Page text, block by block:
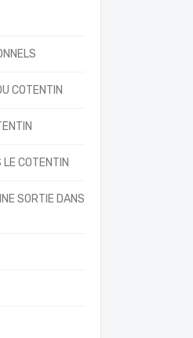
COTENTIN
COTENTIN
SORTIE DANS